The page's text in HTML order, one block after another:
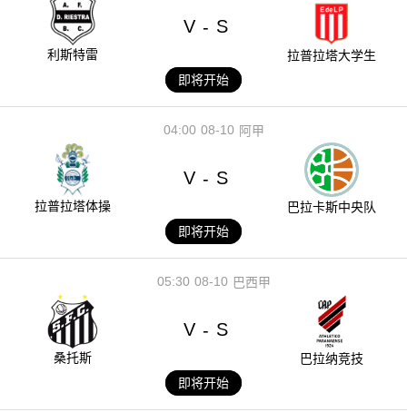
利斯特雷
V - S
拉普拉塔大学生
即将开始
08-10
04:00 阿甲
拉普拉塔体操
V - S
巴拉卡斯中央队
即将开始
08-10
05:30 巴西甲
桑托斯
V - S
巴拉纳竞技
即将开始